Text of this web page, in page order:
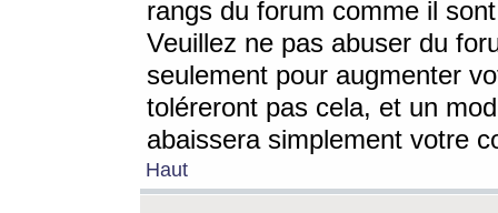
rangs du forum comme il
Veuillez ne pas abuser du
seulement pour augmenter
toléreront pas cela, et un
abaissera simplement votre
Haut